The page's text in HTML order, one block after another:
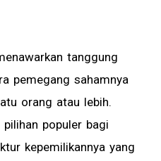
tanggung
pemegang sahamnya
orang atau lebih.
pilihan populer bagi
kepemilikannya yang